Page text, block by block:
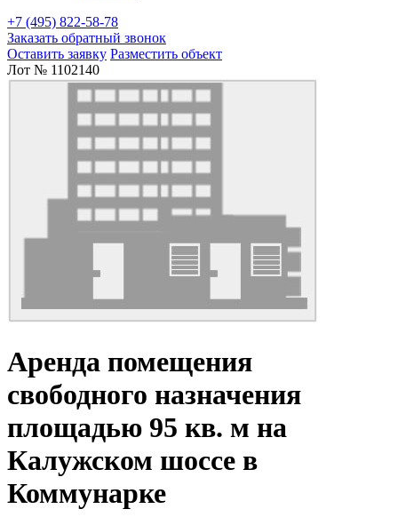
+7 (495) 822-58-78
Заказать обратный звонок
Оставить заявку Разместить объект
Лот № 1102140
Аренда помещения
свободного назначения
площадью 95 кв. м на
Калужском шоссе в
Коммунарке